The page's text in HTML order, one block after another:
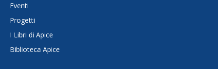
Eventi
Progetti
I Libri di Apice
Biblioteca Apice